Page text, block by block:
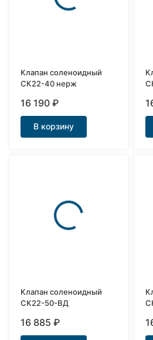
Клапан соленоидный
СК22-40 нерж
16 190₽
В корзину
Клапан соленоидный
СК22-50-ВД
16 885₽